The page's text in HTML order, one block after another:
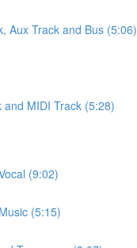
Aux Track and Bus (5:06)
MIDI Track (5:28)
(9:02)
(5:15)